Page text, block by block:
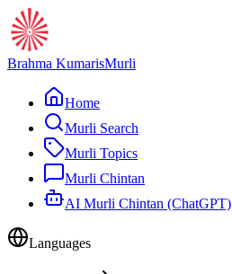
Brahma KumarisMurli
Home
Murli Search
Murli Topics
Murli Chintan
AI Murli Chintan (ChatGPT)
Languages